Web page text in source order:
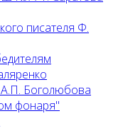
писателя Ф.
Боголюбова
фонаря"